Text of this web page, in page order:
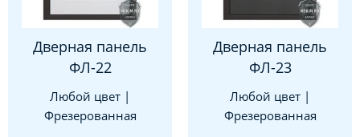
Дверная панель
ФЛ-22
Любой цвет |
Фрезерованная
Дверная панель
ФЛ-23
Любой цвет |
Фрезерованная